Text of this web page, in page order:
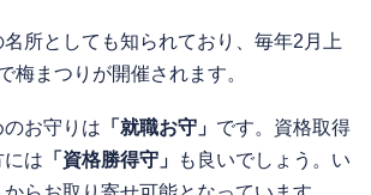
所としても知られており、毎年2月上
梅まつりが開催されます。
お守りは 「就職お守」 です。資格取得
には 「資格勝得守」
も良いでしょう。い